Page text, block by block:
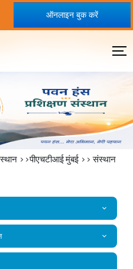
ऑनलाइन बुक करें
>>पीएचटीआई मुंबई >>संस्थान